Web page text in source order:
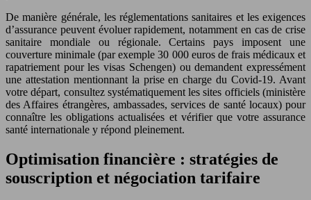
De manière générale, les réglementations sanitaires et les exigences
d’assurance peuvent évoluer rapidement, notamment en cas de crise
sanitaire mondiale ou régionale. Certains pays imposent une
couverture minimale (par exemple 30 000 euros de frais médicaux et
rapatriement pour les visas Schengen) ou demandent expressément
une attestation mentionnant la prise en charge du Covid-19. Avant
votre départ, consultez systématiquement les sites officiels (ministère
des Affaires étrangères, ambassades, services de santé locaux) pour
connaître les obligations actualisées et vérifier que votre assurance
santé internationale y répond pleinement.
Optimisation financière : stratégies de
souscription et négociation tarifaire